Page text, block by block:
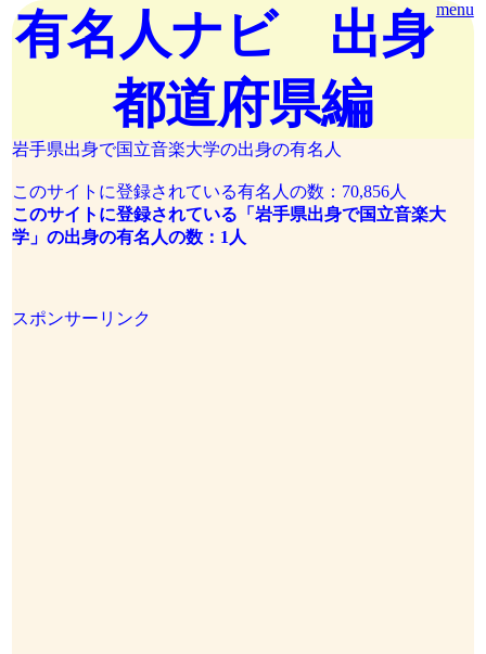
menu
有名人ナビ 出身
都道府県編
岩手県出身で国立音楽大学の出身の有名人
このサイトに登録されている有名人の数：70,856人
このサイトに登録されている「岩手県出身で国立音楽大
学」の出身の有名人の数：1人
スポンサーリンク